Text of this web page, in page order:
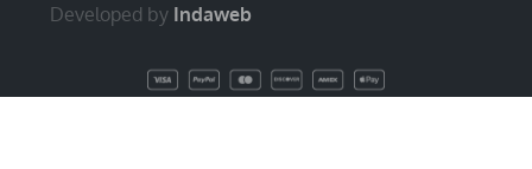
Developed by Indaweb